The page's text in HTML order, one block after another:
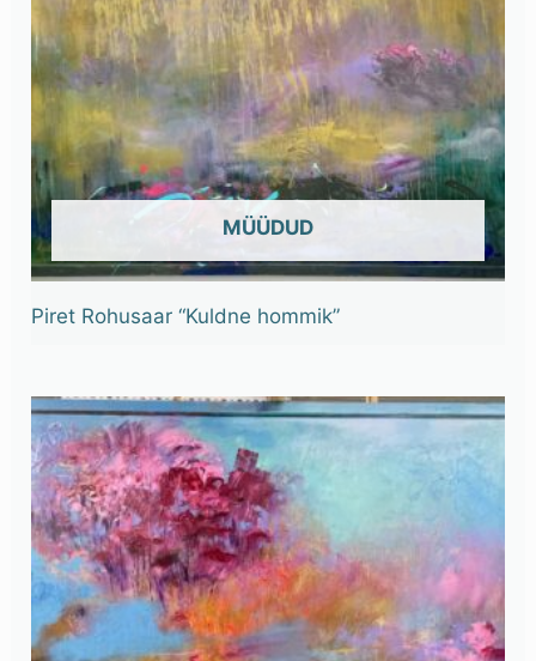
OUT OF STOCK
Piret Rohusaar “Kuldne hommik”